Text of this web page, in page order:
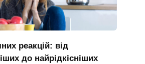
реакцій: від
до найрідкісніших